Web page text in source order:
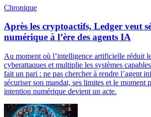
Chronique
Après les cryptoactifs, Ledger veut
numérique à l’ère des agents IA
Au moment où l’intelligence artificielle réduit
cyberattaques et multiplie les systèmes
fait un pari : ne pas chercher à rendre l’agent
sécuriser son mandat, ses limites et le moment
intention numérique devient un acte.